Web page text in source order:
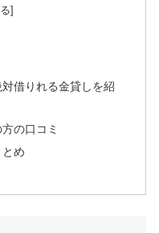
借りれる金貸しを紹
の口コミ
め